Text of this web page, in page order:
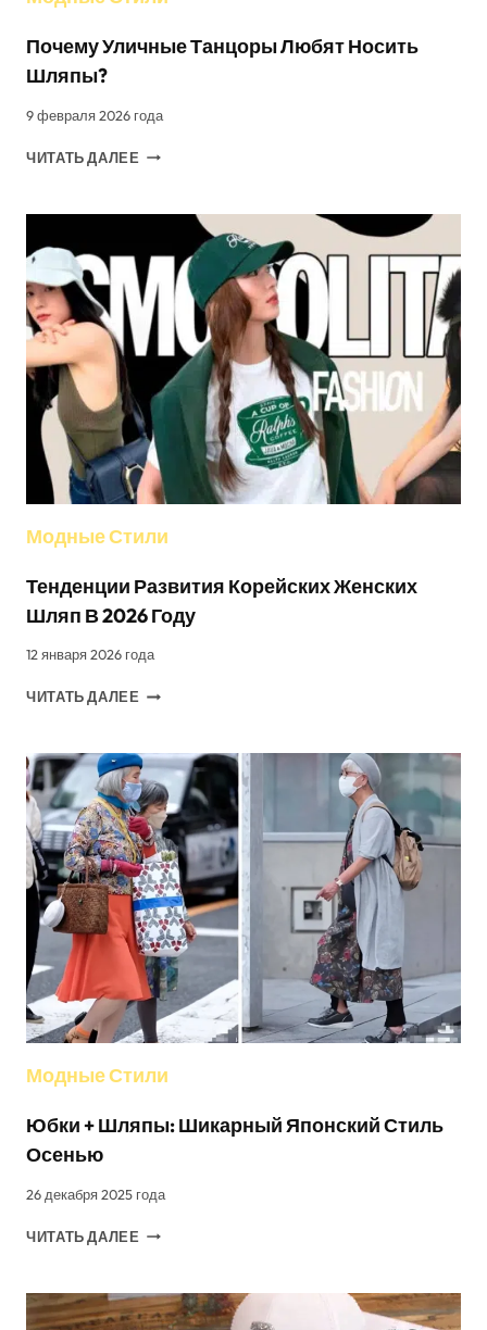
Почему Уличные Танцоры Любят Носить
Шляпы?
9 февраля 2026 года
ЧИТАТЬ ДАЛЕЕ ПОЧЕМУ
ЛЮБЯТ
ШЛЯПЫ?
Модные Стили
Тенденции Развития Корейских Женских
Шляп В 2026 Году
12 января 2026 года
ЧИТАТЬ ДАЛЕЕ ТЕНДЕНЦИИ
ЖЕНСКИХ
ШЛЯП
В
2026
ГОДУ
Модные Стили
Юбки + Шляпы: Шикарный Японский Стиль
Осенью
26 декабря 2025 года
ЧИТАТЬ ДАЛЕЕ ЮБКИ
ШИКАРНЫЙ
ЯПОНСКИЙ